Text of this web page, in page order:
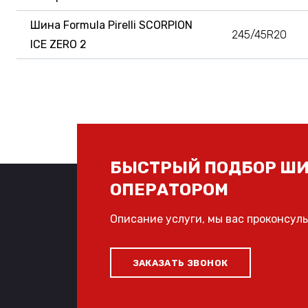
Шина Formula Pirelli SCORPION
ICE ZERO 2
245/45R20
БЫСТРЫЙ ПОДБОР
ОПЕРАТОРОМ
Описание услуги, мы вас
ЗАКАЗАТЬ ЗВОНОК